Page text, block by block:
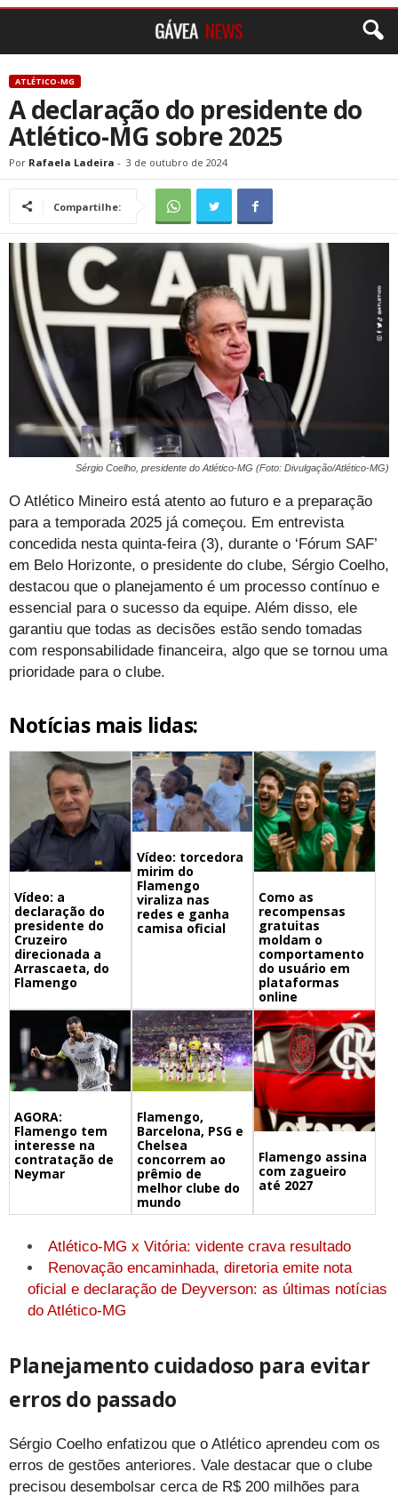
ATLÉTICO-MG
A declaração do presidente do
Atlético-MG sobre 2025
Por Rafaela Ladeira - 3 de outubro de 2024
Compartilhe:
Sérgio Coelho, presidente do Atlético-MG (Foto: Divulgação/Atlético-MG)
O Atlético Mineiro está atento ao futuro e a preparação
para a temporada 2025 já começou. Em entrevista
concedida nesta quinta-feira (3), durante o ‘Fórum SAF’
em Belo Horizonte, o presidente do clube, Sérgio Coelho,
destacou que o planejamento é um processo contínuo e
essencial para o sucesso da equipe. Além disso, ele
garantiu que todas as decisões estão sendo tomadas
com responsabilidade financeira, algo que se tornou uma
prioridade para o clube.
Notícias mais lidas:
Vídeo: a
declaração do
presidente do
Cruzeiro
direcionada a
Arrascaeta, do
Flamengo
Vídeo: torcedora
mirim do
Flamengo
viraliza nas
redes e ganha
camisa oficial
Como as
recompensas
gratuitas
moldam o
comportamento
do usuário em
plataformas
online
AGORA:
Flamengo tem
interesse na
contratação de
Neymar
Flamengo,
Barcelona, PSG e
Chelsea
concorrem ao
prêmio de
melhor clube do
mundo
Flamengo assina
com zagueiro
até 2027
Atlético-MG x Vitória: vidente crava resultado
Renovação encaminhada, diretoria emite nota
oficial e declaração de Deyverson: as últimas notícias
do Atlético-MG
Planejamento cuidadoso para evitar
erros do passado
Sérgio Coelho enfatizou que o Atlético aprendeu com os
erros de gestões anteriores. Vale destacar que o clube
precisou desembolsar cerca de R$ 200 milhões para